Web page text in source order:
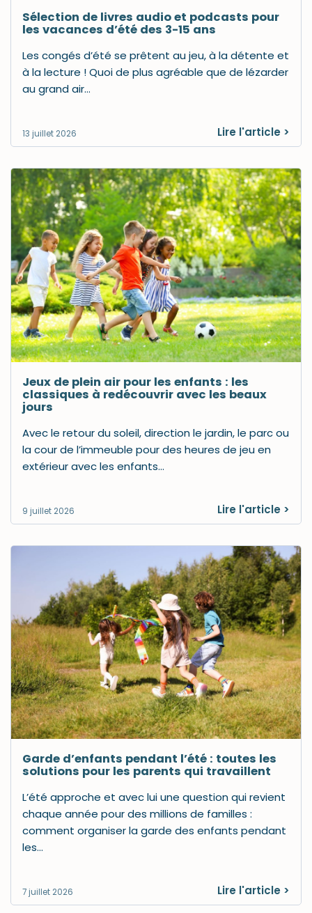
Sélection de livres audio et podcasts pour
les vacances d’été des 3-15 ans
13 juillet 2026
Les congés d’été se prêtent au jeu, à la détente et
à la lecture ! Quoi de plus agréable que de lézarder
au grand air…
Lire l'article >
Jeux de plein air pour les enfants : les
classiques à redécouvrir avec les beaux
jours
9 juillet 2026
Avec le retour du soleil, direction le jardin, le parc ou
la cour de l’immeuble pour des heures de jeu en
extérieur avec les enfants…
Lire l'article >
Garde d’enfants pendant l’été : toutes les
solutions pour les parents qui travaillent
7 juillet 2026
L’été approche et avec lui une question qui revient
chaque année pour des millions de familles :
comment organiser la garde des enfants pendant
les…
Lire l'article >